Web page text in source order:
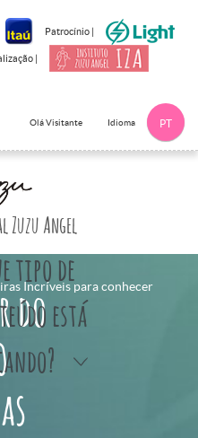
Patrocínio |
|
Olá Visitante Idioma PT
Zuzu Angel
tipo de
está
Incríveis para conhecer
do